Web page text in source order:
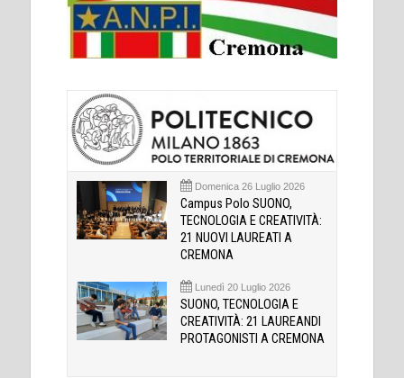
Domenica 26 Luglio 2026
Campus Polo SUONO,
TECNOLOGIA E CREATIVITÀ:
21 NUOVI LAUREATI A
CREMONA
Lunedì 20 Luglio 2026
SUONO, TECNOLOGIA E
CREATIVITÀ: 21 LAUREANDI
PROTAGONISTI A CREMONA